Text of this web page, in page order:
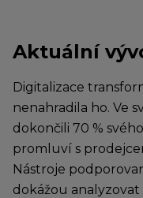
Aktuální
Digitalizace
nenahradila ho. Ve
dokončili 70 %
promluví s
Nástroje
dokážou